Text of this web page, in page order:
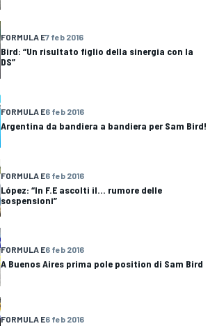
FORMULA E7 feb 2016
Bird: “Un risultato figlio della sinergia con la
DS”
FORMULA E6 feb 2016
Argentina da bandiera a bandiera per Sam Bird!
FORMULA E6 feb 2016
López: “In F.E ascolti il... rumore delle
sospensioni”
FORMULA E6 feb 2016
A Buenos Aires prima pole position di Sam Bird
FORMULA E6 feb 2016